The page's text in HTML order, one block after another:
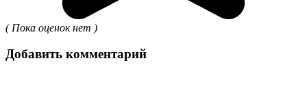
( Пока оценок нет )
Добавить комментарий